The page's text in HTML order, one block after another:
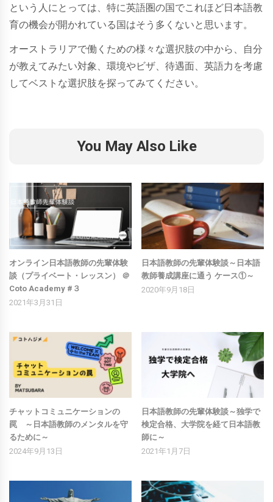
という人にとっては、特に英語圏の国でこれほど日本語教
育の機会が開かれている国はそう多くないと思います。
オーストラリアで働くための様々な選択肢の中から、自分
が教えてみたい対象、環境やビザ、待遇面、英語力を考慮
してベストな選択肢を探ってみてください。
You May Also Like
オンライン日本語教師の先輩体験
談（プライベート・レッスン） ＠
Coto Academy #３
2021年3月31日
日本語教師の先輩体験談～日本語
教師養成講座に通う ケース①～
2020年9月18日
チャットコミュニケーションの
罠 ～日本語教師のメンタルを守
るために～
2024年9月13日
日本語教師の先輩体験談～独学で
検定合格、大学院を経て日本語教
師に～
2021年1月7日